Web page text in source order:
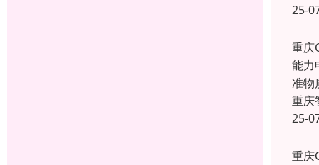
25-
重庆
能力
准物
重庆
25-
重庆